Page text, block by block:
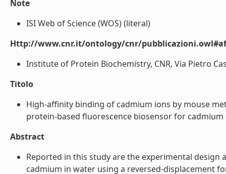
Note
ISI Web of Science (WOS) (literal)
Http://www.cnr.it/ontology/cnr/
Institute of Protein Biochemistry, CNR, Via Pietro
Titolo
High-affinity binding of cadmium ions by mouse
protein-based fluorescence biosensor for
Abstract
Reported in this study are the experimental
cadmium in water using a reversed-displacement